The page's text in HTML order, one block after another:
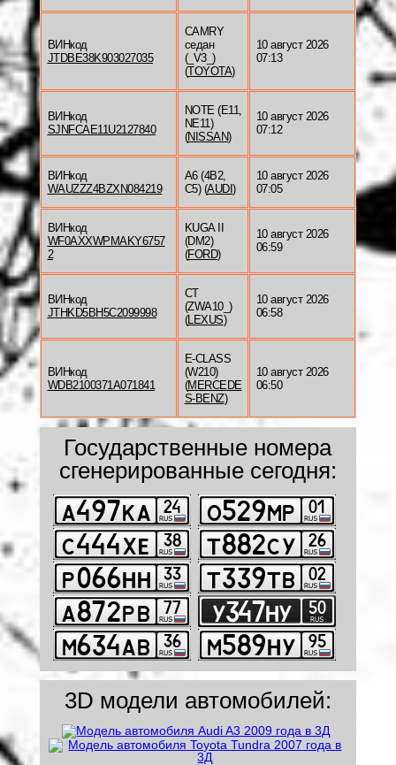
ВИНкод
JTDBE38K903027035
CAMRY
седан
(_V3_)
(TOYOTA)
10 август 2026
07:13
ВИНкод
SJNFCAE11U2127840
NOTE (E11,
NE11)
(NISSAN)
10 август 2026
07:12
ВИНкод
WAUZZZ4BZXN084219
A6 (4B2,
C5) (AUDI )
10 август 2026
07:05
ВИНкод
WF0AXXWPMAKY6757
2
KUGA II
(DM2)
(FORD)
10 август 2026
06:59
ВИНкод
JTHKD5BH5C2099998
CT
(ZWA10_)
(LEXUS)
10 август 2026
06:58
ВИНкод
WDB2100371A071841
E-CLASS
(W210)
(MERCEDE
S-BENZ)
10 август 2026
06:50
Государственные номера
сгенерированные сегодня:
3D модели автомобилей: